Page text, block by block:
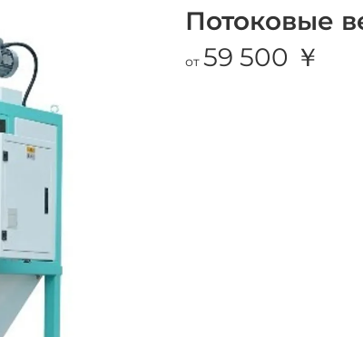
Потоковые
от 59 500 ￥